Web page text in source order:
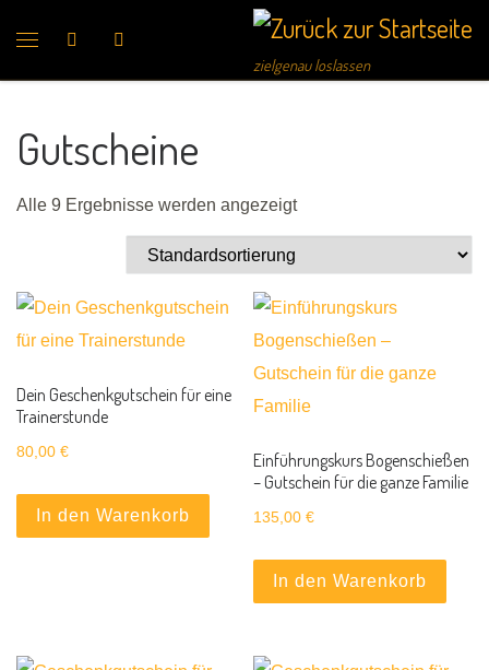
zielgenau loslassen
Gutscheine
Alle 9 Ergebnisse werden angezeigt
Dein Geschenkgutschein für eine
Trainerstunde
80,00 €
In den Warenkorb
Einführungskurs Bogenschießen
– Gutschein für die ganze Familie
135,00€
In den Warenkorb